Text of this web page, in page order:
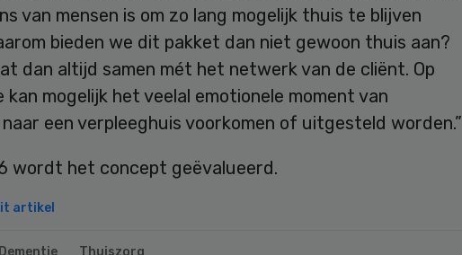
van mensen is om zo lang mogelijk thuis te blijven
bieden we dit pakket dan niet gewoon thuis aan?
dan altijd samen mét het netwerk van de cliënt. Op
kan mogelijk het veelal emotionele moment van
een verpleeghuis voorkomen of uitgesteld worden.”
wordt het concept geëvalueerd.
artikel
Dementie Thuiszorg